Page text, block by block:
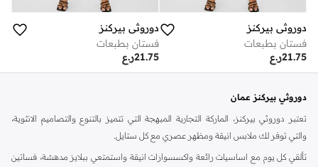
دوروثي بيركنز
فستان بطبعات
ر.ع21.75
دوروثي بيركنز
فستان بطبعات
ر.ع21.75
دوروثي بيركنز عمان
تعتبر دوروثي بيركنز، الماركة التجارية المبهجة التي تتميز بالتنوع والتصاميم الانثوية،
والتي توفر لك ملابس انيقة ومظهر عصري مع كل ستايل.
تألقي كل يوم مع اساسيات رائعة واكسسوارات انيقة واستمتعي ببلايز مدهشة، فساتين